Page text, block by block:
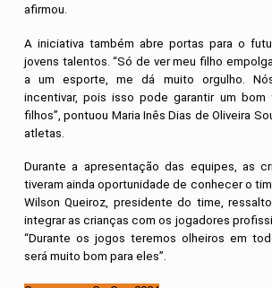
afirmou.
A iniciativa também abre portas para o
jovens talentos. “Só de ver meu filho
a um esporte, me dá muito orgulho.
incentivar, pois isso pode garantir um bom
filhos”, pontuou Maria Inês Dias de Oliveira
atletas.
Durante a apresentação das equipes, as
tiveram ainda oportunidade de conhecer o
Wilson Queiroz, presidente do time,
integrar as crianças com os jogadores
“Durante os jogos teremos olheiros em
será muito bom para eles”.